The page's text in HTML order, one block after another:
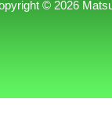
© 2026